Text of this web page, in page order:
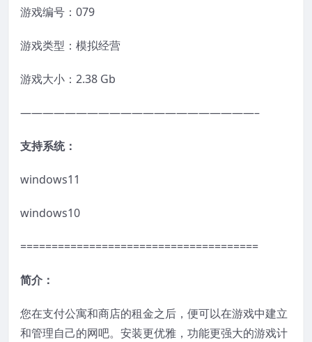
游戏编号：079
游戏类型：模拟经营
游戏大小：2.38 Gb
—————————————————————–
支持系统：
windows11
windows10
======================================
简介：
您在支付公寓和商店的租金之后，便可以在游戏中建立
和管理自己的网吧。安装更优雅，功能更强大的游戏计